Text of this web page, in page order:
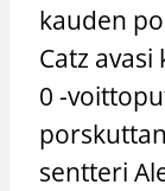
kauden
Catz
0 -
sentteri